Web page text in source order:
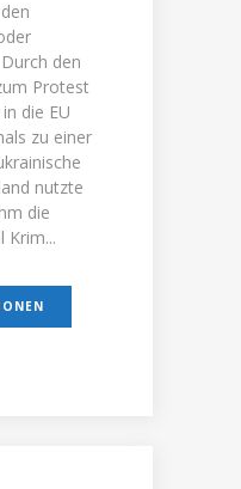
den
Protest
die EU
zu einer
nutzte
die
Krim...